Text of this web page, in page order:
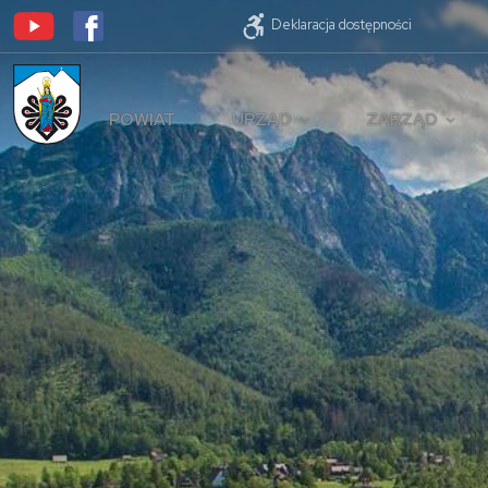
Deklaracja dostępności
POWIAT URZĄD ZARZĄD